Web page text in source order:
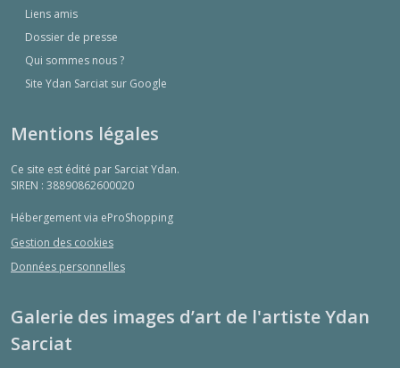
Liens amis
Dossier de presse
Qui sommes nous ?
Site Ydan Sarciat sur Google
Mentions légales
Ce site est édité par Sarciat Ydan.
SIREN : 38890862600020
Hébergement via eProShopping
Gestion des cookies
Données personnelles
Galerie des images d’art de l'artiste Ydan
Sarciat